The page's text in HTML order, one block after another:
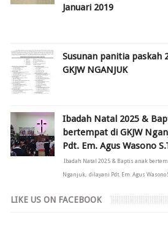
Januari 2019
Susunan panitia paskah
GKJW NGANJUK
Ibadah Natal 2025 &
bertempat di GKJW
Pdt. Em. Agus Wasono
Ibadah Natal 2025 & Baptis anak
Nganjuk, dilayani Pdt. Em. Agus Wasono
LIKE US ON FACEBOOK